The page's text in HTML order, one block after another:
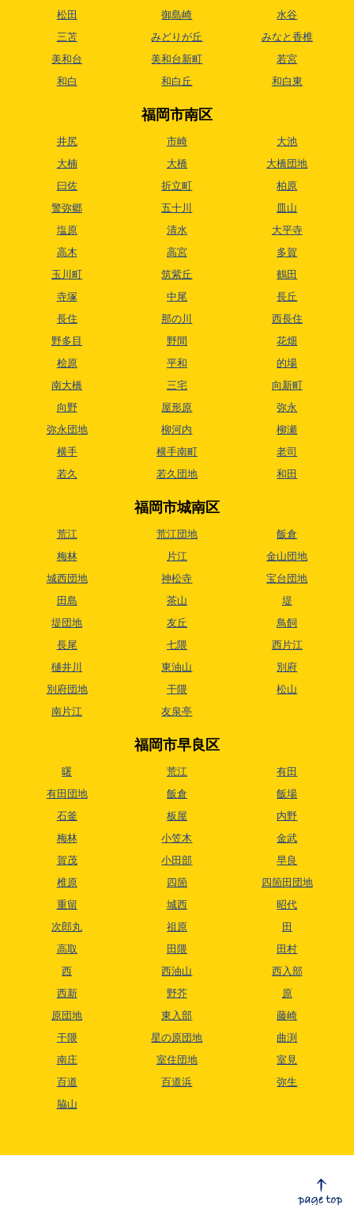
松田
御島崎
水谷
三苫
みどりが丘
みなと香椎
美和台
美和台新町
若宮
和白
和白丘 和白東
福岡市南区
井尻 市崎
大池
大楠
大橋
大橋団地
曰佐
折立町
柏原
警弥郷
五十川
皿山
塩原
清水
大平寺
高木
高宮
多賀
玉川町
筑紫丘
鶴田
寺塚
中尾
長丘
長住
那の川
西長住
野多目
野間
花畑
桧原
平和
的場
南大橋
三宅
向新町
向野
屋形原
弥永
弥永団地
柳河内
柳瀬
横手
横手南町
老司
若久
若久団地 和田
福岡市城南区
荒江 荒江団地
飯倉
梅林
片江
金山団地
城西団地
神松寺
宝台団地
田島
茶山
堤
堤団地
友丘
鳥飼
長尾
七隈
西片江
樋井川
東油山
別府
別府団地
干隈
松山
南片江
友泉亭
福岡市早良区
曙 荒江
有田
有田団地
飯倉
飯場
石釜
板屋
内野
梅林
小笠木
金武
賀茂
小田部
早良
椎原
四箇
四箇田団地
重留
城西
昭代
次郎丸
祖原
田
高取
田隈
田村
西
西油山
西入部
西新
野芥
原
原団地
東入部
藤崎
干隈
星の原団地
曲渕
南庄
室住団地
室見
百道
百道浜
弥生
脇山